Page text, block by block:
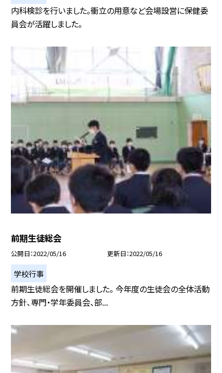
内科検診を行いました。衝立の用意など会場設営に保健委
員会が活躍しました。
前期生徒総会
公開日 2022/05/16 更新日 2022/05/16
学校行事
前期生徒総会を開催しました。 今年度の生徒会の全体活動
方針、専門・学年委員会、部...